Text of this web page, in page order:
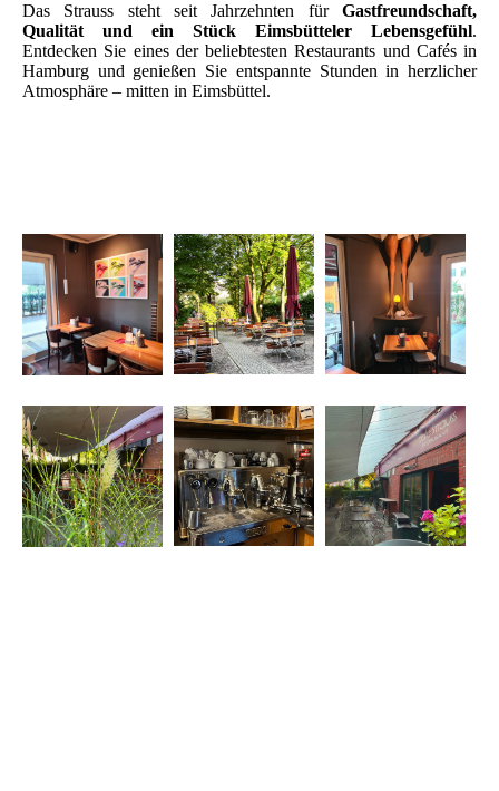
Das Strauss steht seit Jahrzehnten für Gastfreundschaft,
Qualität und ein Stück Eimsbütteler Lebensgefühl.
Entdecken Sie eines der beliebtesten Restaurants und Cafés in
Hamburg und genießen Sie entspannte Stunden in herzlicher
Atmosphäre – mitten in Eimsbüttel.